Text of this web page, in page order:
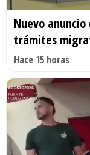
Nuevo anuncio
trámites
Hace 15 horas